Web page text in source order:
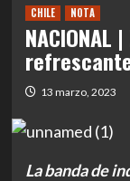
CHILE NOTA
13 marzo, 2023
La banda de